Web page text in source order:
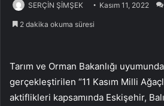
SERÇİN ŞİMŞEK Kasım 11, 2022
2 dakika okuma süresi
Tarım ve Orman Bakanlığı
gerçekleştirilen “11 Kasım Milli
aktiflikleri kapsamında Eskişehir,